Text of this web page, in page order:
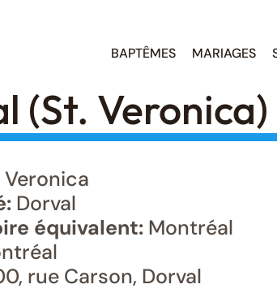
BAPTÊMES MARIAGES
(St. Veronica)
Veronica
Dorval
équivalent: Montréal
rue Carson, Dorval